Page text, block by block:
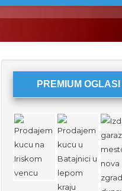
PREMIUM OGLASI